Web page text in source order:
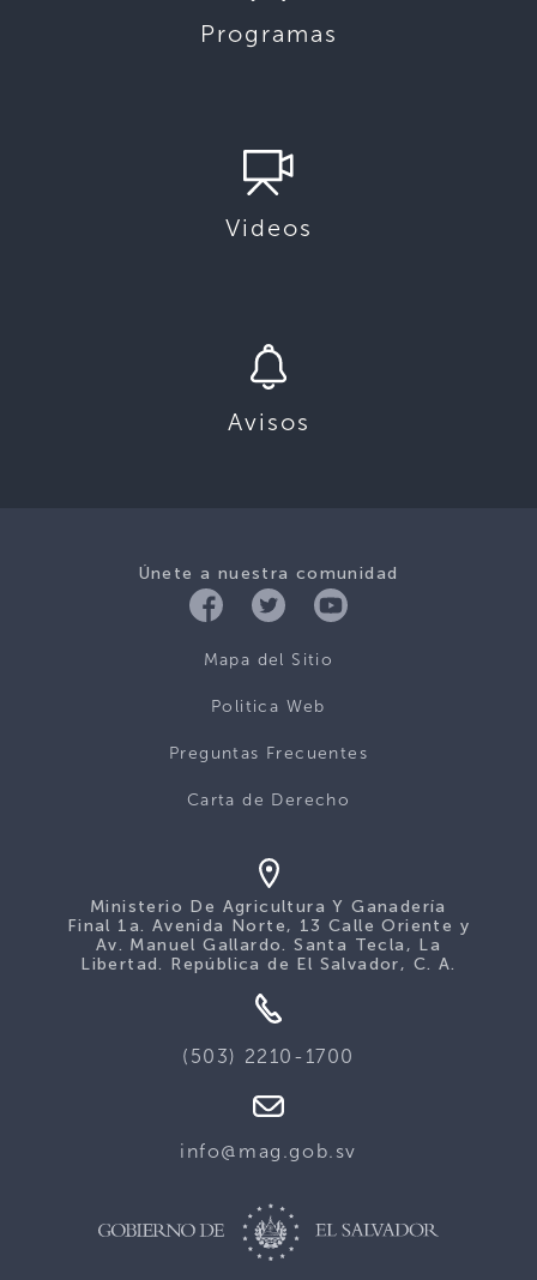
Programas
Videos
Avisos
Únete a nuestra comunidad
Mapa del Sitio
Politica Web
Preguntas Frecuentes
Carta de Derecho
Ministerio De Agricultura Y Ganadería
Final 1a. Avenida Norte, 13 Calle Oriente y
Av. Manuel Gallardo. Santa Tecla, La
Libertad. República de El Salvador, C. A.
(503) 2210-1700
info@mag.gob.sv